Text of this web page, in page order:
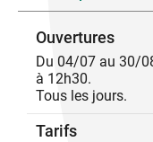
Des nobles de
pour
l’art d’être
survivre à la Cour.
dame de
comporter,
Ouvertures
Du 04/07 au 30/
à 12h30.
Tous les jours.
Tarifs